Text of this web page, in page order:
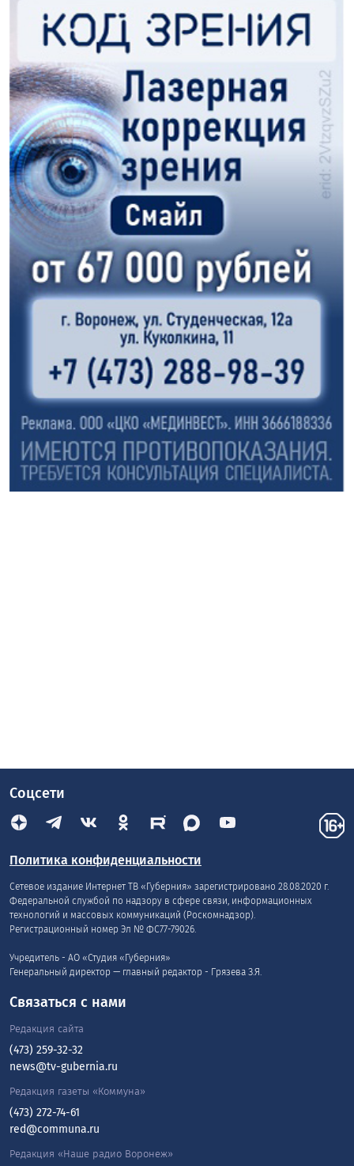
Соцсети
Политика конфиденциальности
Сетевое издание Интернет ТВ «Губерния» зарегистрировано 28.08.2020 г.
Федеральной службой по надзору в сфере связи, информационных
технологий и массовых коммуникаций (Роскомнадзор).
Регистрационный номер Эл № ФС77-79026.
Учредитель - АО «Студия «Губерния»
Генеральный директор — главный редактор - Грязева З.Я.
Связаться с нами
Редакция сайта
(473) 259-32-32
news@tv-gubernia.ru
Редакция газеты «Коммуна»
(473) 272-74-61
red@communa.ru
Редакция «Наше радио Воронеж»